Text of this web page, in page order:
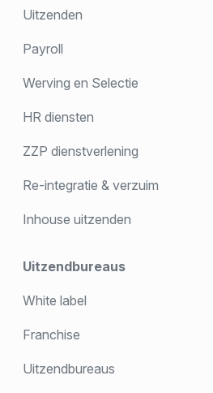
Uitzenden
Payroll
Werving en Selectie
HR diensten
ZZP dienstverlening
Re-integratie & verzuim
Inhouse uitzenden
Uitzendbureaus
White label
Franchise
Uitzendbureaus